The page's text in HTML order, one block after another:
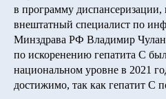
в программу
внештатный специалист по
Минздрава РФ Владимир
по искоренению гепатита С
национальном уровне в 2021
достижимо, так как гепатит С